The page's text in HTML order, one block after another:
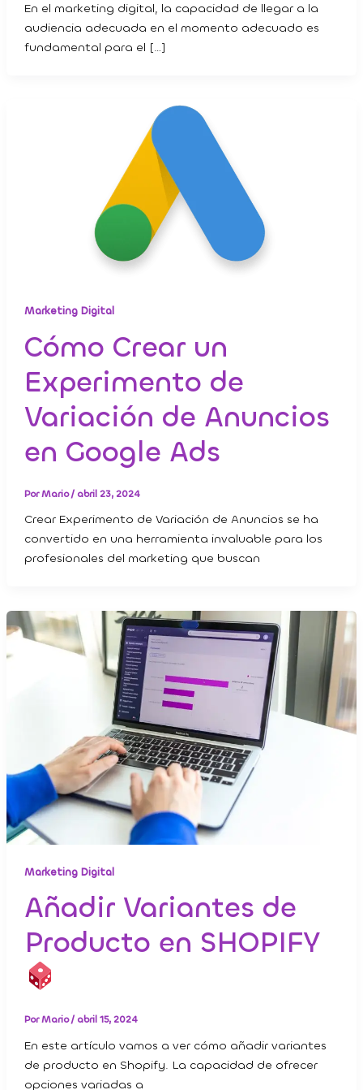
En el marketing digital, la capacidad de llegar a la
audiencia adecuada en el momento adecuado es
fundamental para el […]
Marketing Digital
Cómo Crear un
Experimento de
Variación de Anuncios
en Google Ads
PorMario/ abril 23, 2024
Crear Experimento de Variación de Anuncios se ha
convertido en una herramienta invaluable para los
profesionales del marketing que buscan
Marketing Digital
Añadir Variantes de
Producto en SHOPIFY
PorMario/ abril 15, 2024
En este artículo vamos a ver cómo añadir variantes
de producto en Shopify. La capacidad de ofrecer
opciones variadas a